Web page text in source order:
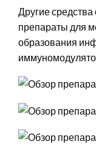
Другие средства
препараты для
образования